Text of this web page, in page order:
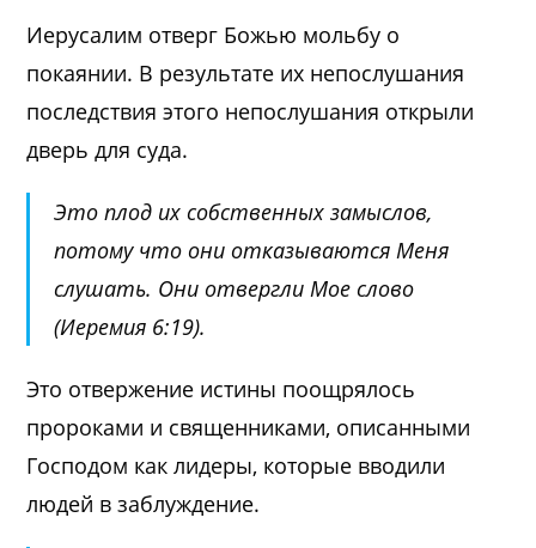
Иерусалим отверг Божью мольбу о
покаянии. В результате их непослушания
последствия этого непослушания открыли
дверь для суда.
Это плод их собственных замыслов,
потому что они отказываются Меня
слушать. Они отвергли Мое слово
(Иеремия 6:19).
Это отвержение истины поощрялось
пророками и священниками, описанными
Господом как лидеры, которые вводили
людей в заблуждение.